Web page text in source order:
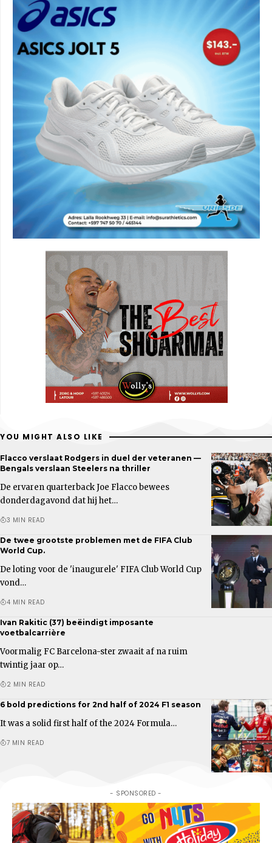
YOU MIGHT ALSO LIKE
Flacco verslaat Rodgers in duel der veteranen —
Bengals verslaan Steelers na thriller
De ervaren quarterback Joe Flacco bewees
donderdagavond dat hij het…
3 MIN READ
De twee grootste problemen met de FIFA Club
World Cup.
De loting voor de 'inaugurele' FIFA Club World Cup
vond…
4 MIN READ
Ivan Rakitic (37) beëindigt imposante
voetbalcarrière
Voormalig FC Barcelona-ster zwaait af na ruim
twintig jaar op…
2 MIN READ
6 bold predictions for 2nd half of 2024 F1 season
It was a solid first half of the 2024 Formula…
7 MIN READ
- SPONSORED -